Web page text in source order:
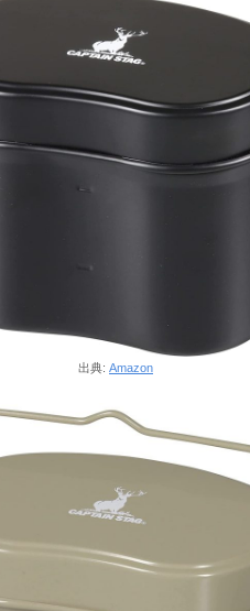
出典: Amazon